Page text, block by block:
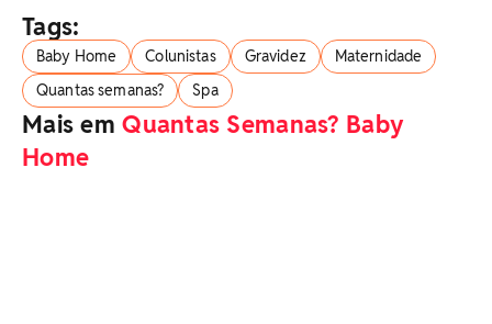
Tags:
Baby Home Colunistas Gravidez
Maternidade
Quantas semanas?
Spa
Mais emQuantas Semanas? Baby
Home